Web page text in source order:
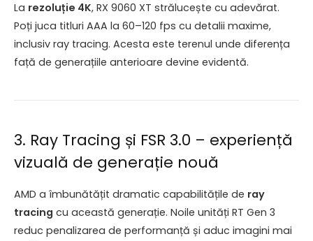
La rezoluție 4K, RX 9060 XT strălucește cu adevărat.
Poți juca titluri AAA la 60–120 fps cu detalii maxime,
inclusiv ray tracing. Acesta este terenul unde diferența
față de generațiile anterioare devine evidentă.
3. Ray Tracing și FSR 3.0 – experiență
vizuală de generație nouă
AMD a îmbunătățit dramatic capabilitățile de ray
tracing cu această generație. Noile unități RT Gen 3
reduc penalizarea de performanță și aduc imagini mai